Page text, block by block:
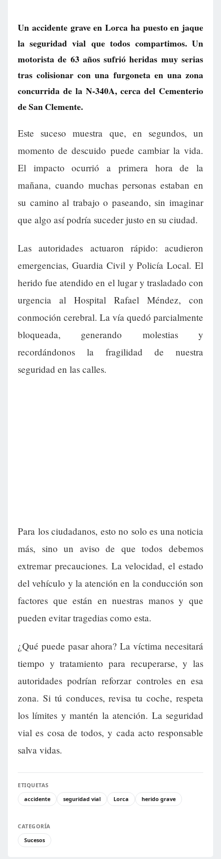
Un accidente grave en Lorca ha puesto en jaque
la seguridad vial que todos compartimos. Un
motorista de 63 años sufrió heridas muy serias
tras colisionar con una furgoneta en una zona
concurrida de la N-340A, cerca del Cementerio
de San Clemente.
Este suceso muestra que, en segundos, un
momento de descuido puede cambiar la vida.
El impacto ocurrió a primera hora de la
mañana, cuando muchas personas estaban en
su camino al trabajo o paseando, sin imaginar
que algo así podría suceder justo en su ciudad.
Las autoridades actuaron rápido: acudieron
emergencias, Guardia Civil y Policía Local. El
herido fue atendido en el lugar y trasladado con
urgencia al Hospital Rafael Méndez, con
conmoción cerebral. La vía quedó parcialmente
bloqueada, generando molestias y
recordándonos la fragilidad de nuestra
seguridad en las calles.
Para los ciudadanos, esto no solo es una noticia
más, sino un aviso de que todos debemos
extremar precauciones. La velocidad, el estado
del vehículo y la atención en la conducción son
factores que están en nuestras manos y que
pueden evitar tragedias como esta.
¿Qué puede pasar ahora? La víctima necesitará
tiempo y tratamiento para recuperarse, y las
autoridades podrían reforzar controles en esa
zona. Si tú conduces, revisa tu coche, respeta
los límites y mantén la atención. La seguridad
vial es cosa de todos, y cada acto responsable
salva vidas.
ETIQUETAS
accidente
seguridad vial Lorca herido grave
CATEGORÍA
Sucesos